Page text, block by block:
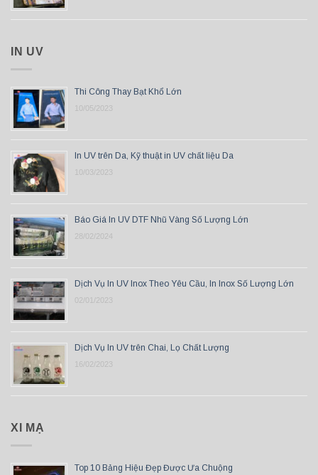
IN UV
Thi Công Thay Bạt Khổ Lớn
10/05/2023
In UV trên Da, Kỹ thuật in UV chất liệu Da
10/03/2023
Báo Giá In UV DTF Nhũ Vàng Số Lượng Lớn
28/02/2024
Dịch Vụ In UV Inox Theo Yêu Cầu, In Inox Số Lượng Lớn
02/01/2023
Dịch Vụ In UV trên Chai, Lọ Chất Lượng
16/02/2023
XI MẠ
Top 10 Bảng Hiệu Đẹp Được Ưa Chuộng